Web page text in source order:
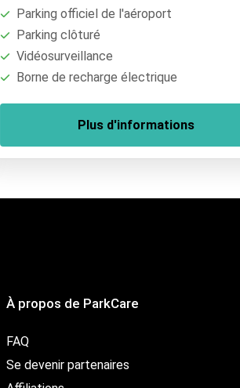
Parking officiel de l'aéroport
Parking clôturé
Vidéosurveillance
Borne de recharge électrique
Plus d'informations
À propos de ParkCare
FAQ
Se devenir partenaires